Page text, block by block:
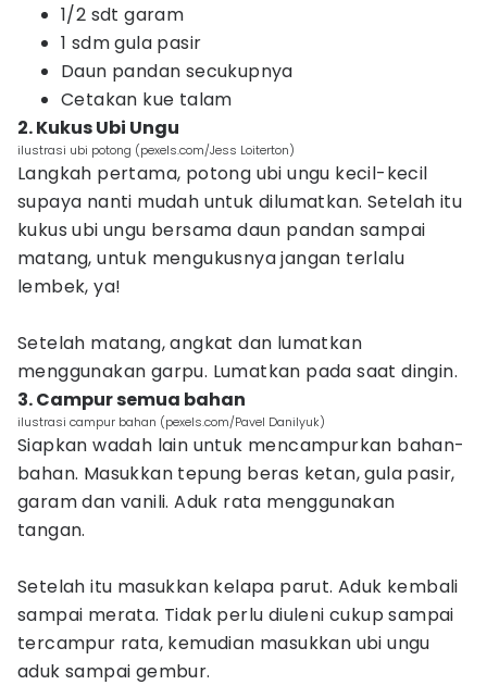
1/2 sdt garam
1 sdm gula pasir
Daun pandan secukupnya
Cetakan kue talam
2. Kukus Ubi Ungu
ilustrasi ubi potong (pexels.com/Jess Loiterton)
Langkah pertama, potong ubi ungu kecil-kecil
supaya nanti mudah untuk dilumatkan. Setelah itu
kukus ubi ungu bersama daun pandan sampai
matang, untuk mengukusnya jangan terlalu
lembek, ya!
Setelah matang, angkat dan lumatkan
menggunakan garpu. Lumatkan pada saat dingin.
3. Campur semua bahan
ilustrasi campur bahan (pexels.com/Pavel Danilyuk)
Siapkan wadah lain untuk mencampurkan bahan-
bahan. Masukkan tepung beras ketan, gula pasir,
garam dan vanili. Aduk rata menggunakan
tangan.
Setelah itu masukkan kelapa parut. Aduk kembali
sampai merata. Tidak perlu diuleni cukup sampai
tercampur rata, kemudian masukkan ubi ungu
aduk sampai gembur.